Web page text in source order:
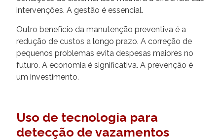
intervenções. A gestão é essencial.
Outro benefício da manutenção preventiva é a
redução de custos a longo prazo. A correção de
pequenos problemas evita despesas maiores no
futuro. A economia é significativa. A prevenção é
um investimento.
Uso de tecnologia para
detecção de vazamentos